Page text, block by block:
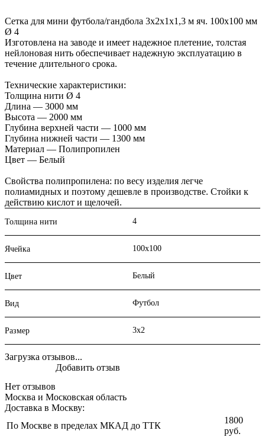
Сетка для мини футбола/гандбола 3х2х1х1,3 м яч. 100х100 мм
Ø 4
Изготовлена на заводе и имеет надежное плетение, толстая
нейлоновая нить обеспечивает надежную эксплуатацию в
течение длительного срока.
Технические характеристики:
Толщина нити Ø 4
Длина — 3000 мм
Высота — 2000 мм
Глубина верхней части — 1000 мм
Глубина нижней части — 1300 мм
Материал — Полипропилен
Цвет — Белый
Свойства полипропилена: по весу изделия легче
полиамидных и поэтому дешевле в производстве. Стойки к
действию кислот и щелочей.
Толщина нити 4
Ячейка 100х100
Цвет Белый
Вид Футбол
Размер 3х2
Загрузка отзывов...
Нет отзывов
Добавить отзыв
Москва и Московская область
Доставка в Москву:
По Москве в пределах МКАД до ТТК
1800
руб.